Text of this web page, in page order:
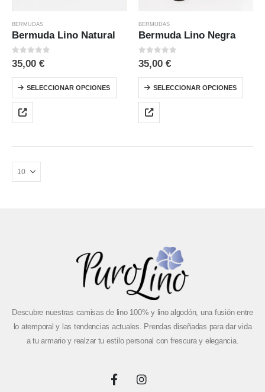
BERMUDAS
Bermuda Lino Natural
0out of 5
35,00 €
SELECCIONAR OPCIONES
BERMUDAS
Bermuda Lino Negra
0out of 5
35,00 €
SELECCIONAR OPCIONES
Descubre nuestras camisas de lino 100% y lino algodón, una fusión entre
lo atemporal y las tendencias actuales. Prendas diseñadas para dar vida
a tu armario y realzar tu estilo personal con frescura y elegancia.